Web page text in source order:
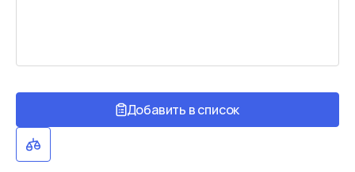
Добавить в список